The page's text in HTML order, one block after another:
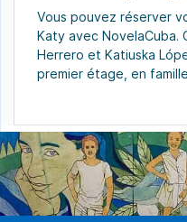
Vous pouvez réserver
Katy avec NovelaCuba.
Herrero et Katiuska
premier étage, en
entrée